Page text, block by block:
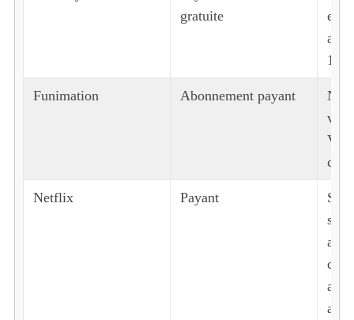
gratuite
et
100
Funimation Abonnement payant
VF,
Netflix Payant
de